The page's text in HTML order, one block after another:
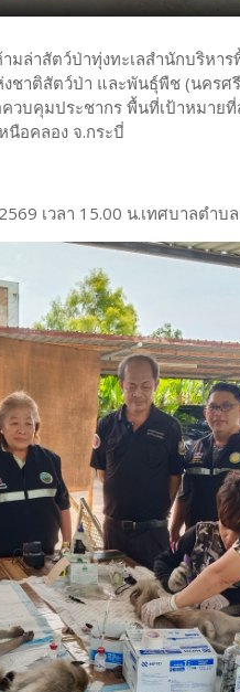
มล่าสัตว์ป่าทุ่งทะเลสำนักบริหา
ชาติสัตว์ป่า และพันธุ์พืช (นครศ
วบคุมประชากร พื้นที่เป้าหมาย
นือคลอง จ.กระบี่
เวลา 15.00 น.เทศบาลตำบ